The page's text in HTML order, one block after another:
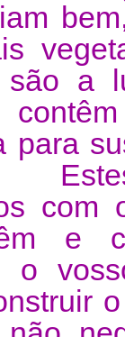
são a
para
com
e
o